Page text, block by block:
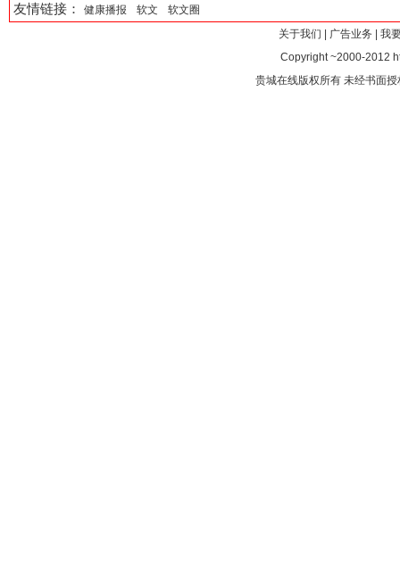
友情链接： 健康播报 软文
软文圈
关于我们
广告业务
我
Copyright ~2000-2012
贵城在线版权所有 未经书面